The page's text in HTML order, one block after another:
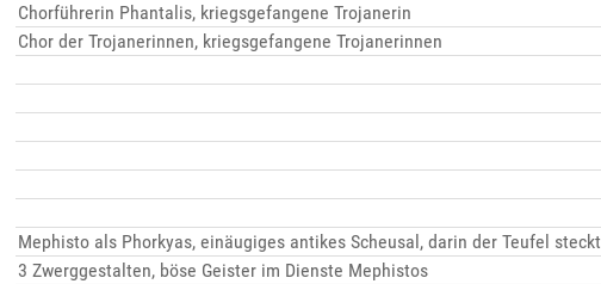
Chorführerin Phantalis, kriegsgefangene Trojanerin
Chor der Trojanerinnen, kriegsgefangene Trojanerinnen
Mephisto als Phorkyas, einäugiges antikes Scheusal, darin der Teufel steckt
3 Zwerggestalten, böse Geister im Dienste Mephistos